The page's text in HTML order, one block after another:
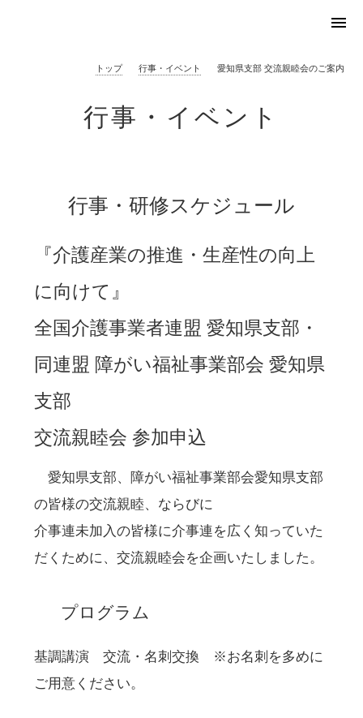
menu
トップ 行事・イベント 愛知県支部 交流親睦会のご案内
行事・イベント
行事・研修スケジュール
『介護産業の推進・生産性の向上
に向けて』
全国介護事業者連盟 愛知県支部・
同連盟 障がい福祉事業部会 愛知県
支部
交流親睦会 参加申込
愛知県支部、障がい福祉事業部会愛知県支部
の皆様の交流親睦、ならびに
介事連未加入の皆様に介事連を広く知っていた
だくために、交流親睦会を企画いたしました。
プログラム
基調講演 交流・名刺交換 ※お名刺を多めに
ご用意ください。